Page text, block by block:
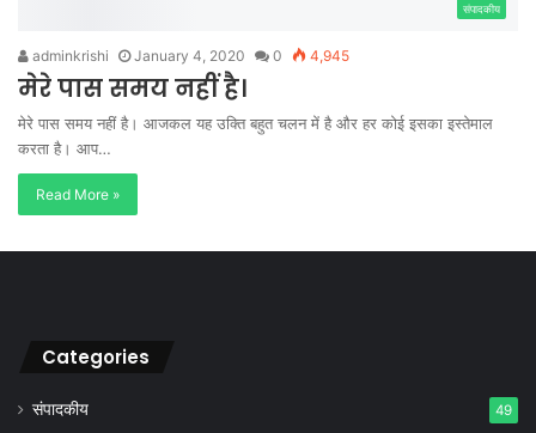
संपादकीय
adminkrishi January 4, 2020 0 4,945
मेरे पास समय नहीं है।
मेरे पास समय नहीं है। आजकल यह उक्ति बहुत चलन में है और हर कोई इसका इस्तेमाल
करता है। आप…
Read More »
Categories
संपादकीय 49